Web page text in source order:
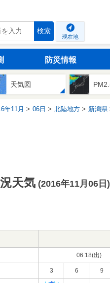
検索
現在地
防災情報
天気図
年11月 06日 北陸地方 新潟県
天気 (2016年11月06日)
06:18(出)
3 6 9